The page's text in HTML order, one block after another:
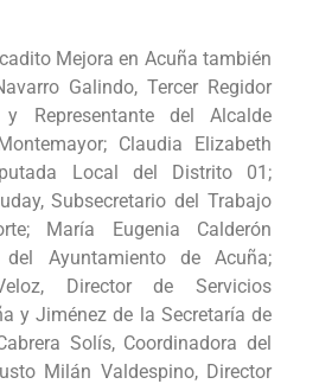
Mejora en Acuña también
Galindo, Tercer Regidor
Representante del Alcalde
Claudia Elizabeth
Local del Distrito 01;
Subsecretario del Trabajo
María Eugenia Calderón
del Ayuntamiento de Acuña;
Director de Servicios
y Jiménez de la Secretaría de
Solís, Coordinadora del
Milán Valdespino, Director